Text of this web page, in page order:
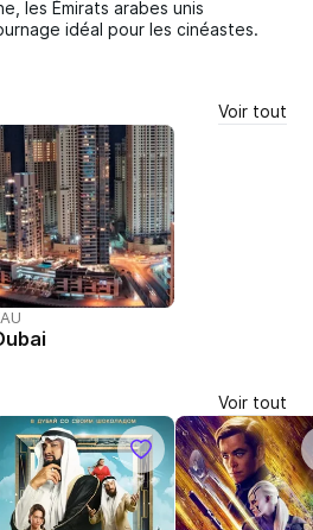
les Émirats arabes unis
idéal pour les cinéastes.
Voir tout
Voir tout